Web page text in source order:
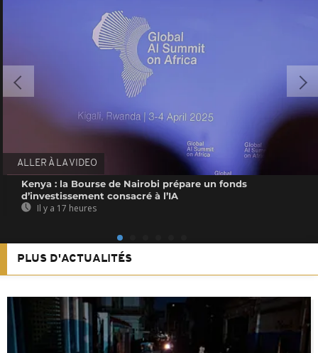
ALLER À LA VIDEO
Kenya : la Bourse de Nairobi prépare un fonds
d’investissement consacré à l’IA
Il y a 17 heures
PLUS D'ACTUALITÉS